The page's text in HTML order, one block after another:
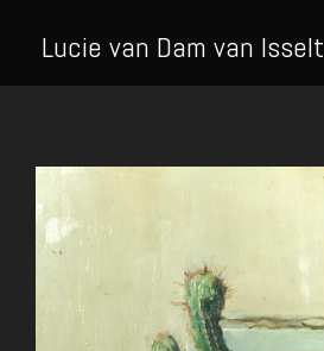
Lucie van Dam van Isselt